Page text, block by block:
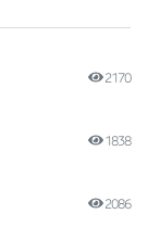
2170
1838
2086